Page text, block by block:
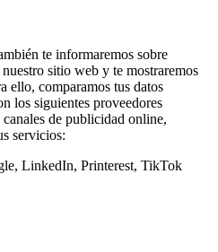
te informaremos sobre
sitio web y te mostraremos
ello, comparamos tus datos
los siguientes proveedores
de publicidad online,
servicios:
LinkedIn, Printerest, TikTok